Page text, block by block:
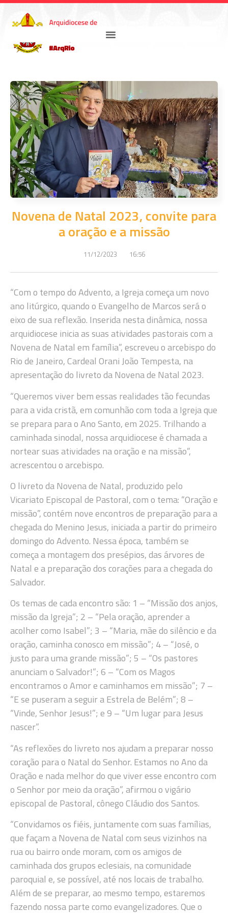
Novena de Natal 2023, convite para
a oração e a missão
11/12/2023 16:56
“Com o tempo do Advento, a Igreja começa um novo
ano litúrgico, quando o Evangelho de Marcos será o
eixo de sua reflexão. Inserida nesta dinâmica, nossa
arquidiocese inicia as suas atividades pastorais com a
Novena de Natal em família”, escreveu o arcebispo do
Rio de Janeiro, Cardeal Orani João Tempesta, na
apresentação do livreto da Novena de Natal 2023.
“Queremos viver bem essas realidades tão fecundas
para a vida cristã, em comunhão com toda a Igreja que
se prepara para o Ano Santo, em 2025. Trilhando a
caminhada sinodal, nossa arquidiocese é chamada a
nortear suas atividades na oração e na missão”,
acrescentou o arcebispo.
O livreto da Novena de Natal, produzido pelo
Vicariato Episcopal de Pastoral, com o tema: “Oração e
missão”, contém nove encontros de preparação para a
chegada do Menino Jesus, iniciada a partir do primeiro
domingo do Advento. Nessa época, também se
começa a montagem dos presépios, das árvores de
Natal e a preparação dos corações para a chegada do
Salvador.
Os temas de cada encontro são: 1 – “Missão dos anjos,
missão da Igreja”; 2 – “Pela oração, aprender a
acolher como Isabel”; 3 – “Maria, mãe do silêncio e da
oração, caminha conosco em missão”; 4 – “José, o
justo para uma grande missão”; 5 – “Os pastores
anunciam o Salvador!”; 6 – “Com os Magos
encontramos o Amor e caminhamos em missão”; 7 –
“E se puseram a seguir a Estrela de Belém”; 8 –
“Vinde, Senhor Jesus!”; e 9 – “Um lugar para Jesus
nascer”.
“As reflexões do livreto nos ajudam a preparar nosso
coração para o Natal do Senhor. Estamos no Ano da
Oração e nada melhor do que viver esse encontro com
o Senhor por meio da oração”, afirmou o vigário
episcopal de Pastoral, cônego Cláudio dos Santos.
“Convidamos os fiéis, juntamente com suas famílias,
que façam a Novena de Natal com seus vizinhos na
rua ou bairro onde moram, com os amigos de
caminhada dos grupos eclesiais, na comunidade
paroquial e, se possível, até nos locais de trabalho.
Além de se preparar, ao mesmo tempo, estaremos
fazendo nossa parte como evangelizadores. Que o